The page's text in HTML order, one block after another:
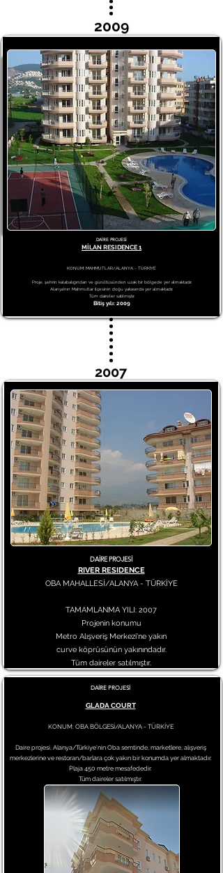
2009
DAİRE PROJESİ
MİLAN RESIDENCE 1
KONUM: MAHMUTLAR/ALANYA - TÜRKİYE
Proje, şehrin kalabalığından ve gürültüsünden uzak bir bölgede yer almaktadır.
Alanya'nın Mahmutlar ilçesinin doğu yakasında yer almaktadır.
Tüm daireler satılmıştır.
Bitiş yılı: 2009
2007
DAİRE PROJESİ
RIVER RESIDENCE
OBA MAHALLESİ/ALANYA - TÜRKİYE
TAMAMLANMA YILI: 2007
Projenin konumu
Metro Alışveriş Merkezi'ne yakın
curve köprüsünün yakınındadır.
Tüm daireler satılmıştır.
DAİRE PROJESİ
GLADA COURT
KONUM: OBA BÖLGESİ/ALANYA - TÜRKİYE
Daire projesi, Alanya/Türkiye'nin Oba semtinde, marketlere, alışveriş
merkezlerine ve restoran/barlara çok yakın bir konumda yer almaktadır.
Plaja 450 metre mesafededir.
Tüm daireler satılmıştır.